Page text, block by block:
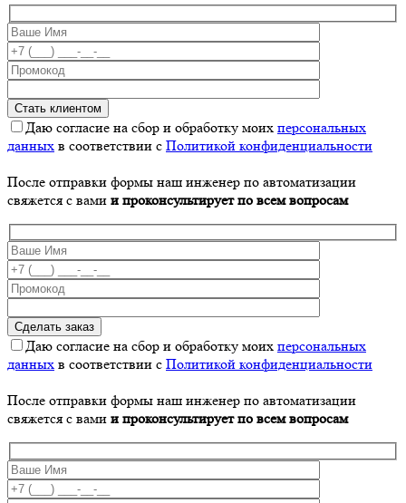
Даю согласие на сбор и обработку моих персональных
данных в соответствии с Политикой конфиденциальности
После отправки формы наш инженер по автоматизации
свяжется с вами и проконсультирует по всем вопросам
Даю согласие на сбор и обработку моих персональных
данных в соответствии с Политикой конфиденциальности
После отправки формы наш инженер по автоматизации
свяжется с вами и проконсультирует по всем вопросам